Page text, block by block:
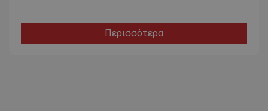
Περισσότερα